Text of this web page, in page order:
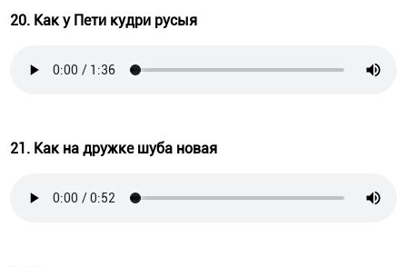
20. Как у Пети кудри русыя
21. Как на дружке шуба новая